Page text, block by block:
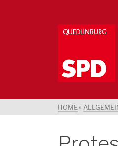
HOME »